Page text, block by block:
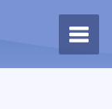
Abrir